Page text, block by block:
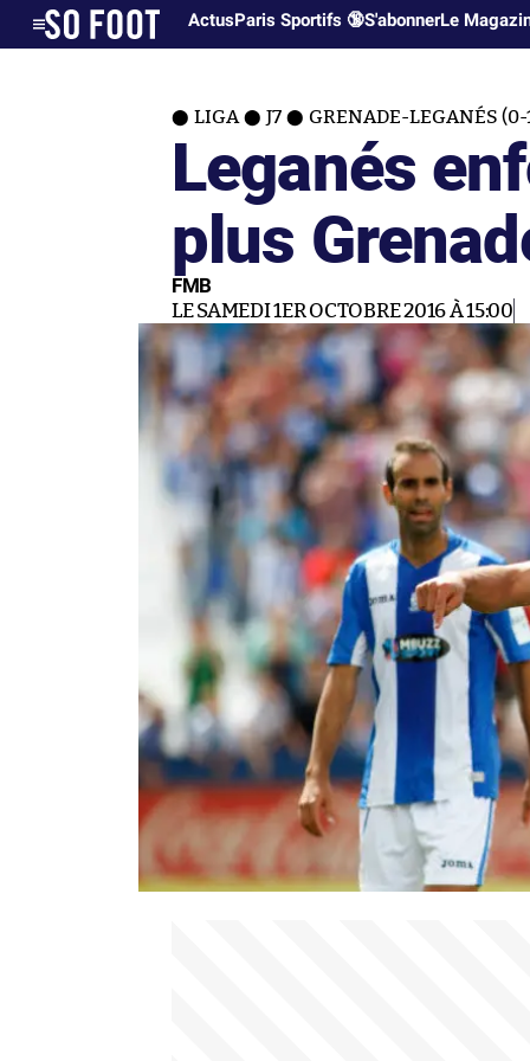
ActusParis Sportifs 🔞S'abonnerLe
LIGA J7 GRENADE-LEGANÉS (0-
Leganés
plus
FMB
LE SAMEDI 1ER OCTOBRE 2016 À 15:00